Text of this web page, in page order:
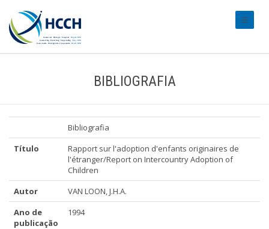
BIBLIOGRAFIA
Bibliografia
Título
Rapport sur l'adoption d'enfants originaires de
l'étranger/Report on Intercountry Adoption of
Children
Autor
VAN LOON, J.H.A.
Ano de
publicação
1994